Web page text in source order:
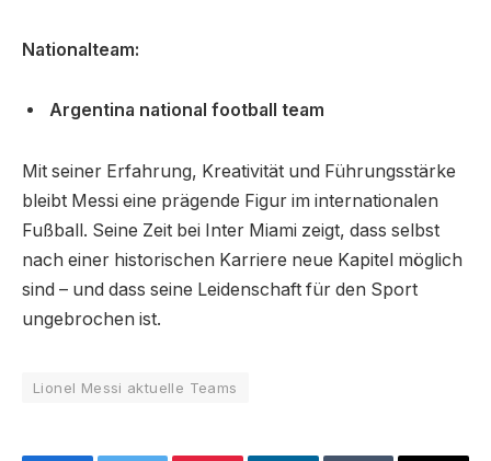
Nationalteam:
Argentina national football team
Mit seiner Erfahrung, Kreativität und Führungsstärke
bleibt Messi eine prägende Figur im internationalen
Fußball. Seine Zeit bei Inter Miami zeigt, dass selbst
nach einer historischen Karriere neue Kapitel möglich
sind – und dass seine Leidenschaft für den Sport
ungebrochen ist.
Lionel Messi aktuelle Teams